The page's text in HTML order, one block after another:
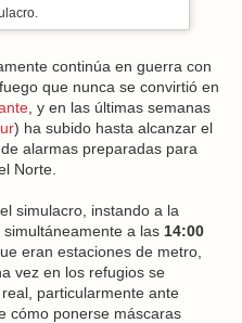
continúa en guerra con
que nunca se convirtió en
, y en las últimas semanas
) ha subido hasta alcanzar el
alarmas preparadas para
Norte.
simulacro, instando a la
a las 14:00
eran estaciones de metro,
vez en los refugios se
particularmente ante
cómo ponerse máscaras